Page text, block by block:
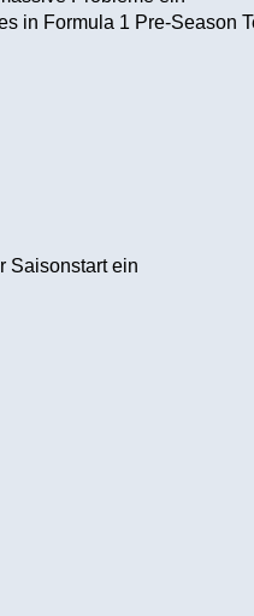
in Formula 1 Pre-Season
Saisonstart ein